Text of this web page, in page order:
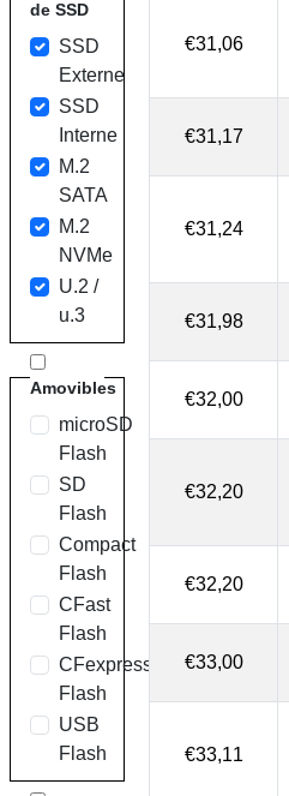
de SSD
SSD
Externe
SSD
Interne
M.2
SATA
M.2
NVMe
U.2 /
u.3
Amovibles
microSD
Flash
SD
Flash
Compact
Flash
CFast
Flash
CFexpress
Flash
USB
Flash
€31,06
€31,17
€31,24
€31,98
€32,00
€32,20
€32,20
€33,00
€33,11